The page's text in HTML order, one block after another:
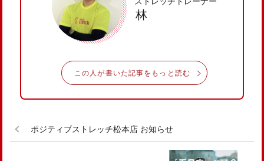
林
この人が書いた記事をもっと読む
ポジティブストレッチ松本店 お知らせ